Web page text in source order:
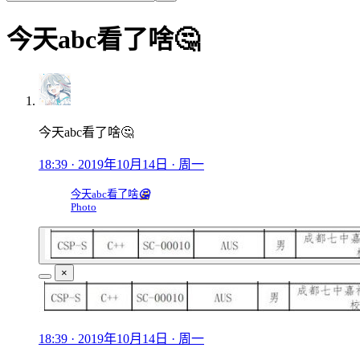
今天abc看了啥🤔
今天abc看了啥🤔
18:39 · 2019年10月14日 · 周一
今天abc看了啥🤔
Photo
×
18:39 · 2019年10月14日 · 周一